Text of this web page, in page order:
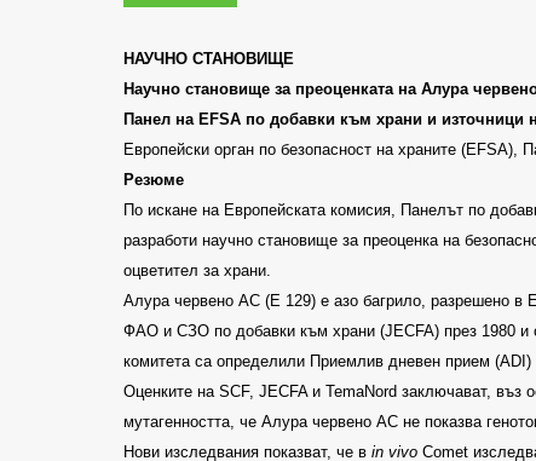
НАУЧНО СТАНОВИЩЕ
Научно становище за преоценката на Алура
Панел на EFSA по добавки към храни и източници
Европейски орган по безопасност на храните (EFSA),
Резюме
По искане на Европейската комисия, Панелът по
разработи научно становище за преоценка на
оцветител за храни.
Алура червено AC (E 129) е азо багрило, разрешено в
ФАО и СЗО по добавки към храни (JECFA) през 1980 и
комитета са определили Приемлив дневен прием (ADI)
Оценките на SCF, JECFA и TemaNord заключават, въз
мутагенността, че Алура червено АС не показва
Нови изследвания показват, че в in vivo Comet